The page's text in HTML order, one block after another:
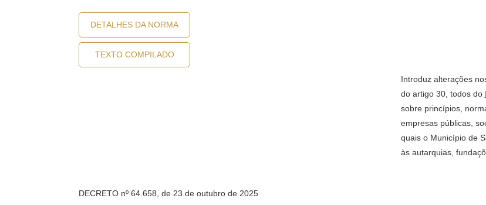
DETALHES DA NORMA
TEXTO COMPILADO
Introduz alterações
do artigo 30, todos do
sobre princípios,
empresas públicas,
quais o Município de
às autarquias,
DECRETO nº 64.658, de 23 de outubro de 2025